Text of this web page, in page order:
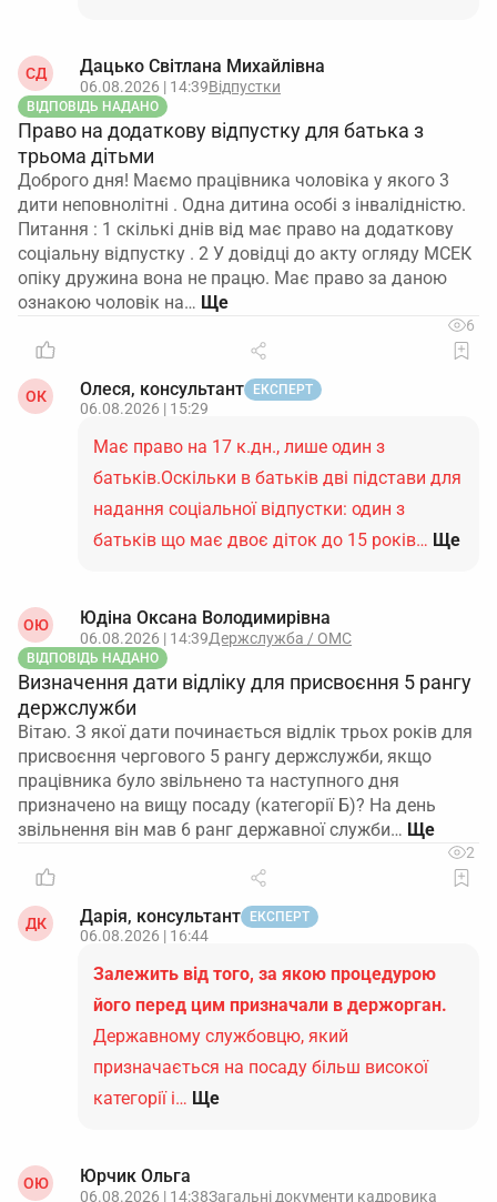
СД Дацько Світлана Михайлівна
06.08.2026 | 14:39Відпустки
ВІДПОВІДЬ НАДАНО
Право на додаткову відпустку для батька з
трьома дітьми
Доброго дня! Маємо працівника чоловіка у якого 3
дити неповнолітні . Одна дитина особі з інвалідністю.
Питання : 1 скількі днів від має право на додаткову
соціальну відпустку . 2 У довідці до акту огляду МСЕК
опіку дружина вона не працю. Має право за даною
ознакою чоловік на…
6
ОК Олеся, консультант ЕКСПЕРТ
06.08.2026 | 15:29
Має право на 17 к.дн., лише один з
батьків.Оскільки в батьків дві підстави для
надання соціальної відпустки: один з
батьків що має двоє діток до 15 років… Ще
ОЮ Юдіна Оксана Володимирівна
06.08.2026 | 14:39Держслужба / ОМС
ВІДПОВІДЬ НАДАНО
Визначення дати відліку для присвоєння 5 рангу
держслужби
Вітаю. З якої дати починається відлік трьох років для
присвоєння чергового 5 рангу держслужби, якщо
працівника було звільнено та наступного дня
призначено на вищу посаду (категорії Б)? На день
звільнення він мав 6 ранг державної служби…
2
ДК Дарія, консультант ЕКСПЕРТ
06.08.2026 | 16:44
Залежить від того, за якою процедурою
його перед цим призначали в держорган.
Державному службовцю, який
призначається на посаду більш високої
категорії і… Ще
ОЮ Юрчик Ольга
06.08.2026 | 14:38Загальні документи кадровика